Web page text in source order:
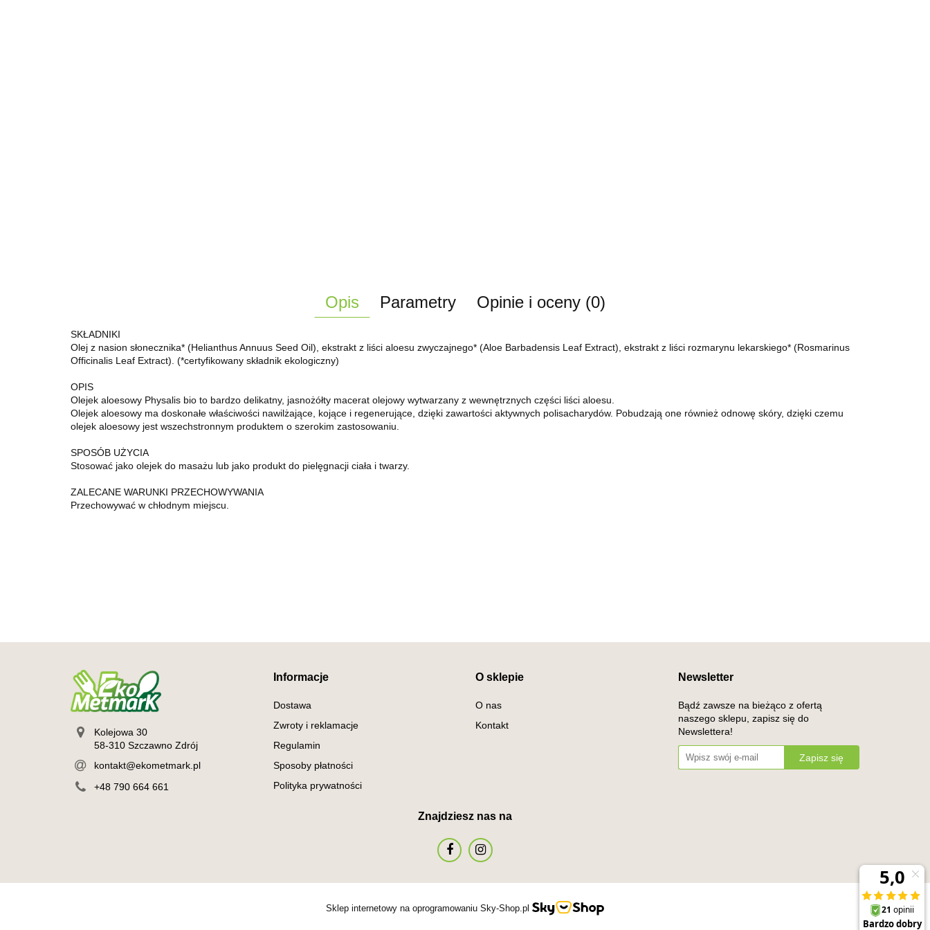
Opis Parametry Opinie i oceny (0)
SKŁADNIKI
Olej z nasion słonecznika* (Helianthus Annuus Seed Oil), ekstrakt z liści aloesu zwyczajnego* (Aloe Barbadensis Leaf Extract), ekstrakt z liści rozmarynu lekarskiego* (Rosmarinus
Officinalis Leaf Extract). (*certyfikowany składnik ekologiczny)
OPIS
Olejek aloesowy Physalis bio to bardzo delikatny, jasnożółty macerat olejowy wytwarzany z wewnętrznych części liści aloesu.
Olejek aloesowy ma doskonałe właściwości nawilżające, kojące i regenerujące, dzięki zawartości aktywnych polisacharydów. Pobudzają one również odnowę skóry, dzięki czemu
olejek aloesowy jest wszechstronnym produktem o szerokim zastosowaniu.
SPOSÓB UŻYCIA
Stosować jako olejek do masażu lub jako produkt do pielęgnacji ciała i twarzy.
ZALECANE WARUNKI PRZECHOWYWANIA
Przechowywać w chłodnym miejscu.
Kolejowa 30
58-310 Szczawno Zdrój
kontakt@ekometmark.pl
+48 790 664 661
Informacje
Dostawa
Zwroty i reklamacje
Regulamin
Sposoby płatności
Polityka prywatności
O sklepie
O nas
Kontakt
Newsletter
Bądź zawsze na bieżąco z ofertą
naszego sklepu, zapisz się do
Newslettera!
Znajdziesz nas na
Sklep internetowy na oprogramowaniu Sky-Shop.pl